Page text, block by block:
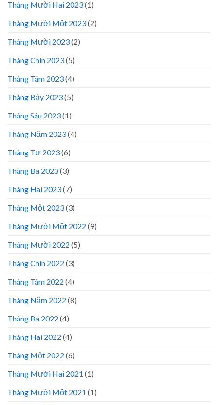
Tháng Mười Hai 2023(1)
Tháng Mười Một 2023(2)
Tháng Mười 2023(2)
Tháng Chín 2023(5)
Tháng Tám 2023(4)
Tháng Bảy 2023(5)
Tháng Sáu 2023(1)
Tháng Năm 2023(4)
Tháng Tư 2023(6)
Tháng Ba 2023(3)
Tháng Hai 2023(7)
Tháng Một 2023(3)
Tháng Mười Một 2022 (9)
Tháng Mười 2022 (5)
Tháng Chín 2022 (3)
Tháng Tám 2022 (4)
Tháng Năm 2022 (8)
Tháng Ba 2022 (4)
Tháng Hai 2022 (4)
Tháng Một 2022 (6)
Tháng Mười Hai 2021 (1)
Tháng Mười Một 2021 (1)